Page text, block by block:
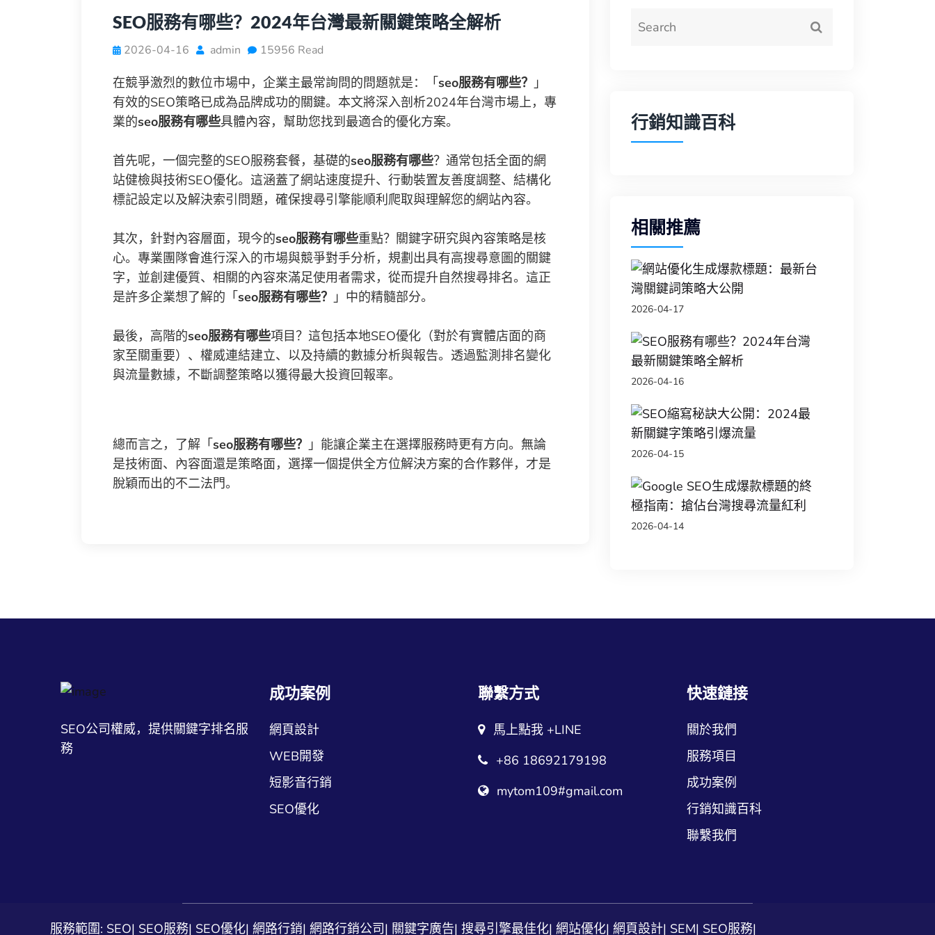
SEO服務有哪些？2024年台灣最新關鍵策略全解析
2026-04-16 admin 15956 Read
在競爭激烈的數位市場中，企業主最常詢問的問題就是：「seo服務有哪些？ 」
有效的SEO策略已成為品牌成功的關鍵。本文將深入剖析2024年台灣市場上，專
業的seo服務有哪些具體內容，幫助您找到最適合的優化方案。
首先呢，一個完整的SEO服務套餐，基礎的seo服務有哪些？通常包括全面的網
站健檢與技術SEO優化。這涵蓋了網站速度提升、行動裝置友善度調整、結構化
標記設定以及解決索引問題，確保搜尋引擎能順利爬取與理解您的網站內容。
其次，針對內容層面，現今的seo服務有哪些重點？關鍵字研究與內容策略是核
心。專業團隊會進行深入的市場與競爭對手分析，規劃出具有高搜尋意圖的關鍵
字，並創建優質、相關的內容來滿足使用者需求，從而提升自然搜尋排名。這正
是許多企業想了解的「seo服務有哪些？ 」中的精髓部分。
最後，高階的seo服務有哪些項目？這包括本地SEO優化（對於有實體店面的商
家至關重要）、權威連結建立、以及持續的數據分析與報告。透過監測排名變化
與流量數據，不斷調整策略以獲得最大投資回報率。
總而言之，了解「seo服務有哪些？ 」能讓企業主在選擇服務時更有方向。無論
是技術面、內容面還是策略面，選擇一個提供全方位解決方案的合作夥伴，才是
脫穎而出的不二法門。
行銷知識百科
相關推薦
2026-04-17
2026-04-16
2026-04-15
2026-04-14
SEO公司權威，提供關鍵字排名服
務
成功案例
網頁設計
WEB開發
短影音行銷
SEO優化
聯繫方式
馬上點我 +LINE
+86 18692179198
mytom109#gmail.com
快速鏈接
關於我們
服務項目
成功案例
行銷知識百科
聯繫我們
服務範圍: SEO| SEO服務| SEO優化| 網路行銷| 網路行銷公司| 關鍵字廣告| 搜尋引擎最佳化| 網站優化| 網頁設計| SEM| SEO服務|